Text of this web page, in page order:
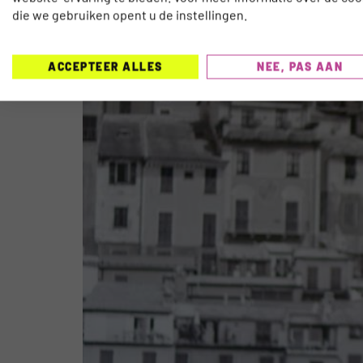
EXPERT TALK! DE
die we gebruiken opent u de instellingen.
ACCEPTEER ALLES NEE, PAS AAN